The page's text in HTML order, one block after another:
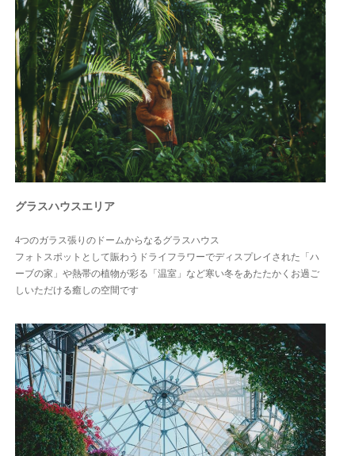
グラスハウスエリア
4つのガラス張りのドームからなるグラスハウス
フォトスポットとして賑わうドライフラワーでディスプレイされた「ハ
ーブの家」や熱帯の植物が彩る「温室」など寒い冬をあたたかくお過ご
しいただける癒しの空間です